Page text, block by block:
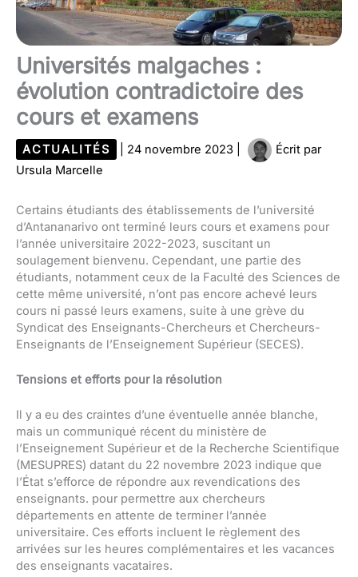
Universités malgaches :
évolution contradictoire des
cours et examens
ACTUALITÉS 24 novembre 2023
Écrit par
Ursula Marcelle
Certains étudiants des établissements de l’université
d’Antananarivo ont terminé leurs cours et examens pour
l’année universitaire 2022-2023, suscitant un
soulagement bienvenu. Cependant, une partie des
étudiants, notamment ceux de la Faculté des Sciences de
cette même université, n’ont pas encore achevé leurs
cours ni passé leurs examens, suite à une grève du
Syndicat des Enseignants-Chercheurs et Chercheurs-
Enseignants de l’Enseignement Supérieur (SECES).
Tensions et efforts pour la résolution
Il y a eu des craintes d’une éventuelle année blanche,
mais un communiqué récent du ministère de
l’Enseignement Supérieur et de la Recherche Scientifique
(MESUPRES) datant du 22 novembre 2023 indique que
l’État s’efforce de répondre aux revendications des
enseignants. pour permettre aux chercheurs
départements en attente de terminer l’année
universitaire. Ces efforts incluent le règlement des
arrivées sur les heures complémentaires et les vacances
des enseignants vacataires.